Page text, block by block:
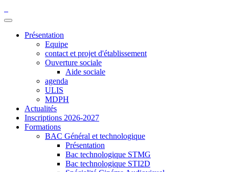
Présentation
Equipe
contact et projet d'établissement
Ouverture sociale
Aide sociale
agenda
ULIS
MDPH
Actualités
Inscriptions 2026-2027
Formations
BAC Général et technologique
Présentation
Bac technologique STMG
Bac technologique STI2D